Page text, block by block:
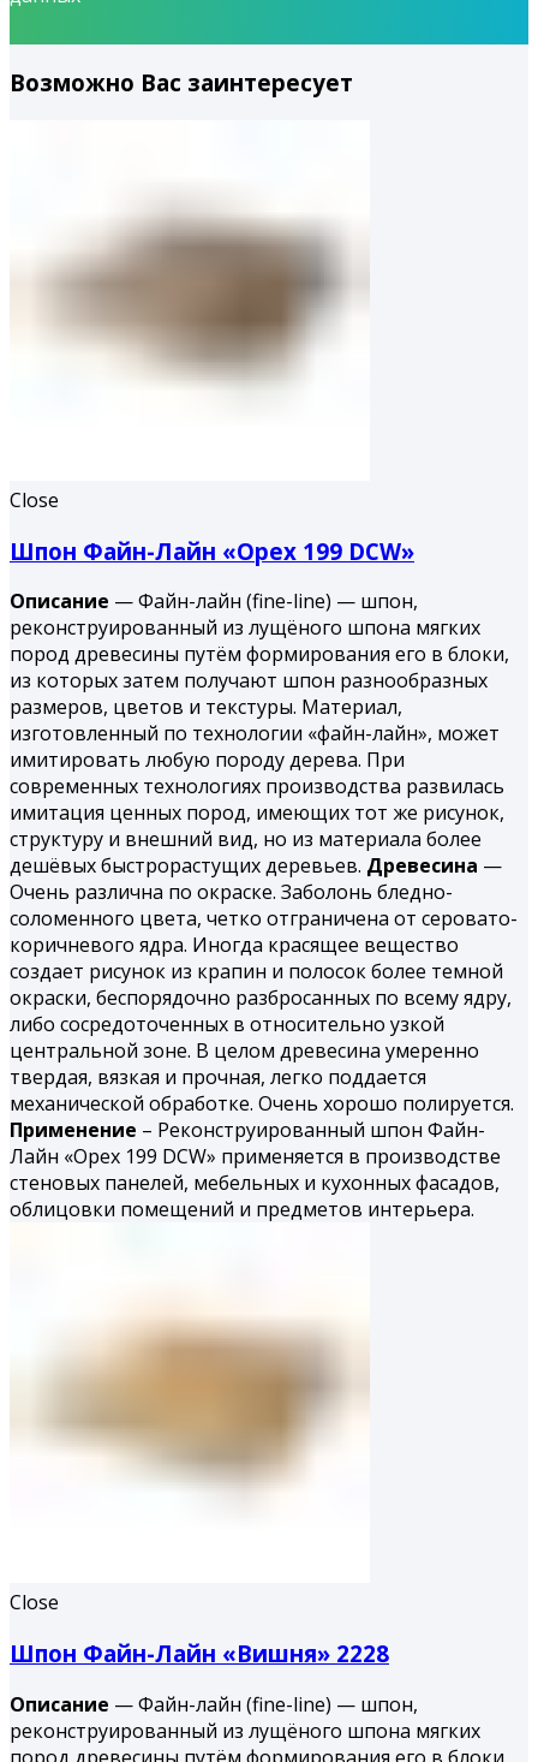
Возможно Вас заинтересует
Close
Шпон Файн-Лайн «Орех 199 DCW»
Описание — Файн-лайн (fine-line) — шпон,
реконструированный из лущёного шпона мягких
пород древесины путём формирования его в блоки,
из которых затем получают шпон разнообразных
размеров, цветов и текстуры. Материал,
изготовленный по технологии «файн-лайн», может
имитировать любую породу дерева. При
современных технологиях производства развилась
имитация ценных пород, имеющих тот же рисунок,
структуру и внешний вид, но из материала более
дешёвых быстрорастущих деревьев. Древесина —
Очень различна по окраске. Заболонь бледно-
соломенного цвета, четко отграничена от серовато-
коричневого ядра. Иногда красящее вещество
создает рисунок из крапин и полосок более темной
окраски, беспорядочно разбросанных по всему ядру,
либо сосредоточенных в относительно узкой
центральной зоне. В целом древесина умеренно
твердая, вязкая и проч­ная, легко поддается
механической обработке. Очень хорошо поли­руется.
Применение – Реконструированный шпон Файн-
Лайн «Орех 199 DCW» применяется в производстве
стеновых панелей, мебельных и кухонных фасадов,
облицовки помещений и предметов интерьера.
Close
Шпон Файн-Лайн «Вишня» 2228
Описание — Файн-лайн (fine-line) — шпон,
реконструированный из лущёного шпона мягких